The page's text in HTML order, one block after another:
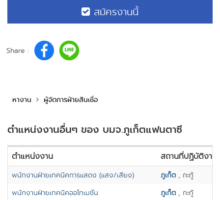
สมัครงานนี้
Share :
หางาน ผู้จัดการฝ่ายสินเชื่อ
ตำแหน่งงานอื่นๆ ของ บมจ.ภูเก็ตแฟนตาซี
ตำแหน่งงาน สถานที่ปฏิบัติงาน
พนักงานฝ่ายเทคนิคการแสดง (แสง/เสียง) ภูเก็ต , กะทู้
พนักงานฝ่ายเทคนิคออโทเมชั่น
ภูเก็ต , กะทู้